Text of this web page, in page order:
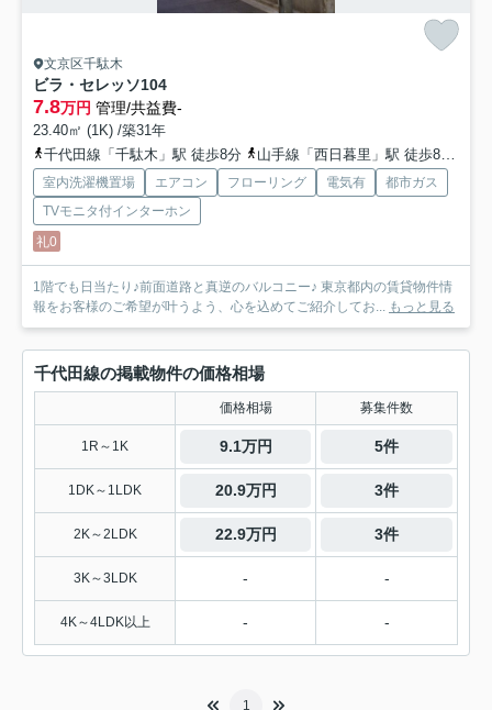
文京区千駄木
ビラ・セレッソ104
7.8万円 管理/共益費-
23.40㎡ (1K) /築31年
千代田線「千駄木」駅 徒歩8分
山手線「西日暮里」駅 徒歩8分
室内洗濯機置場 エアコン フローリング 電気有
都市ガス
TVモニタ付インターホン
礼0
1階でも日当たり♪前面道路と真逆のバルコニー♪ 東京都内の賃貸物件情
報をお客様のご希望が叶うよう、心を込めてご紹介してお...
もっと見る
千代田線の掲載物件の価格相場
価格相場 募集件数
1R～1K 9.1万円 5件
1DK～1LDK 20.9万円 3件
2K～2LDK 22.9万円 3件
3K～3LDK - -
4K～4LDK以上 - -
1